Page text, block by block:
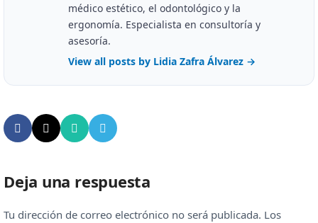
médico estético, el odontológico y la
ergonomía. Especialista en consultoría y
asesoría.
View all posts by Lidia Zafra Álvarez →
Deja una respuesta
Tu dirección de correo electrónico no será publicada. Los